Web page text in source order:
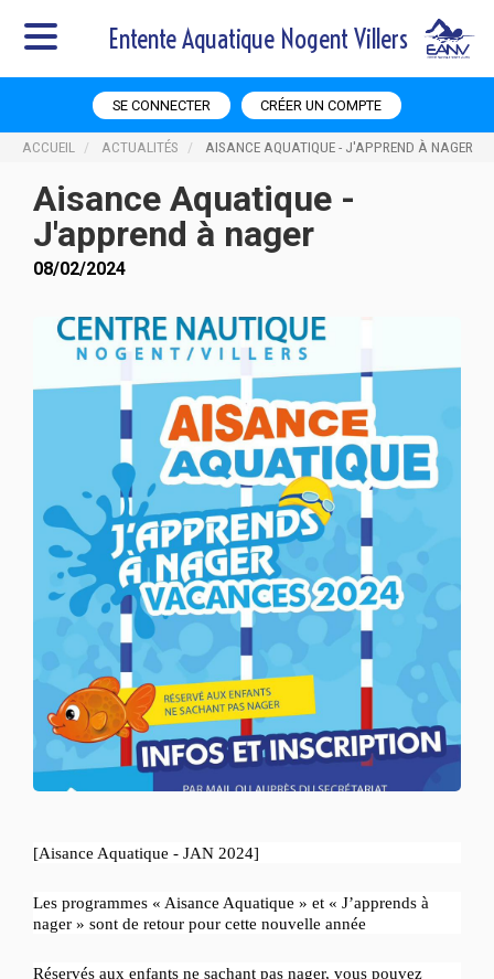
Entente Aquatique Nogent Villers
SE CONNECTER CRÉER UN COMPTE
ACCUEIL ACTUALITÉS AISANCE AQUATIQUE - J'APPREND À NAGER
Aisance Aquatique -
J'apprend à nager
08/02/2024
[Aisance Aquatique - JAN 2024]
Les programmes « Aisance Aquatique » et « J’apprends à
nager » sont de retour pour cette nouvelle année
Réservés aux enfants ne sachant pas nager, vous pouvez